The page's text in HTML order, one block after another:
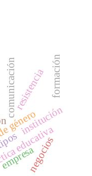
comunicación
educativa
resistencia
institución
negocios
formación
empresa